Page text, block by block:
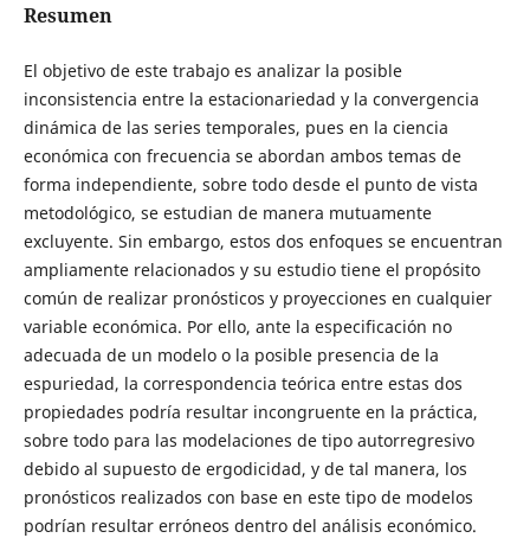
Resumen
El objetivo de este trabajo es analizar la posible
inconsistencia entre la estacionariedad y la convergencia
dinámica de las series temporales, pues en la ciencia
económica con frecuencia se abordan ambos temas de
forma independiente, sobre todo desde el punto de vista
metodológico, se estudian de manera mutuamente
excluyente. Sin embargo, estos dos enfoques se encuentran
ampliamente relacionados y su estudio tiene el propósito
común de realizar pronósticos y proyecciones en cualquier
variable económica. Por ello, ante la especificación no
adecuada de un modelo o la posible presencia de la
espuriedad, la correspondencia teórica entre estas dos
propiedades podría resultar incongruente en la práctica,
sobre todo para las modelaciones de tipo autorregresivo
debido al supuesto de ergodicidad, y de tal manera, los
pronósticos realizados con base en este tipo de modelos
podrían resultar erróneos dentro del análisis económico.